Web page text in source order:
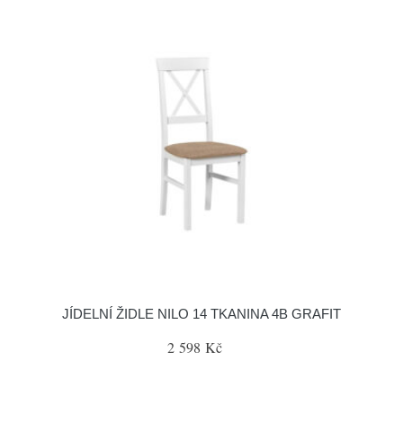
JÍDELNÍ ŽIDLE NILO 14 TKANINA 4B GRAFIT
2 598 Kč